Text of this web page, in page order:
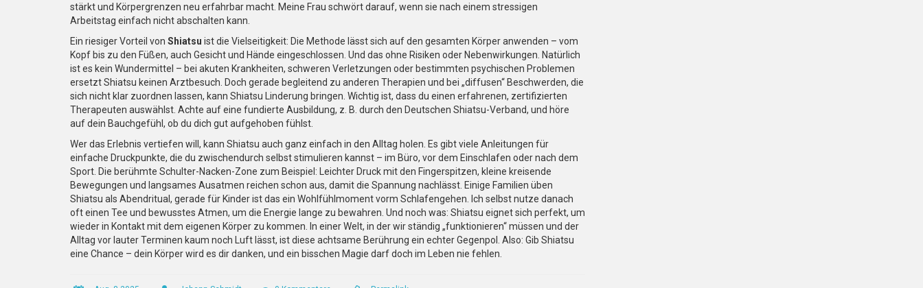
stärkt und Körpergrenzen neu erfahrbar macht. Meine Frau schwört darauf, wenn sie nach einem stressigen
Arbeitstag einfach nicht abschalten kann.
Ein riesiger Vorteil von Shiatsu ist die Vielseitigkeit: Die Methode lässt sich auf den gesamten Körper anwenden – vom
Kopf bis zu den Füßen, auch Gesicht und Hände eingeschlossen. Und das ohne Risiken oder Nebenwirkungen. Natürlich
ist es kein Wundermittel – bei akuten Krankheiten, schweren Verletzungen oder bestimmten psychischen Problemen
ersetzt Shiatsu keinen Arztbesuch. Doch gerade begleitend zu anderen Therapien und bei „diffusen“ Beschwerden, die
sich nicht klar zuordnen lassen, kann Shiatsu Linderung bringen. Wichtig ist, dass du einen erfahrenen, zertifizierten
Therapeuten auswählst. Achte auf eine fundierte Ausbildung, z. B. durch den Deutschen Shiatsu-Verband, und höre
auf dein Bauchgefühl, ob du dich gut aufgehoben fühlst.
Wer das Erlebnis vertiefen will, kann Shiatsu auch ganz einfach in den Alltag holen. Es gibt viele Anleitungen für
einfache Druckpunkte, die du zwischendurch selbst stimulieren kannst – im Büro, vor dem Einschlafen oder nach dem
Sport. Die berühmte Schulter-Nacken-Zone zum Beispiel: Leichter Druck mit den Fingerspitzen, kleine kreisende
Bewegungen und langsames Ausatmen reichen schon aus, damit die Spannung nachlässt. Einige Familien üben
Shiatsu als Abendritual, gerade für Kinder ist das ein Wohlfühlmoment vorm Schlafengehen. Ich selbst nutze danach
oft einen Tee und bewusstes Atmen, um die Energie lange zu bewahren. Und noch was: Shiatsu eignet sich perfekt, um
wieder in Kontakt mit dem eigenen Körper zu kommen. In einer Welt, in der wir ständig „funktionieren“ müssen und der
Alltag vor lauter Terminen kaum noch Luft lässt, ist diese achtsame Berührung ein echter Gegenpol. Also: Gib Shiatsu
eine Chance – dein Körper wird es dir danken, und ein bisschen Magie darf doch im Leben nie fehlen.